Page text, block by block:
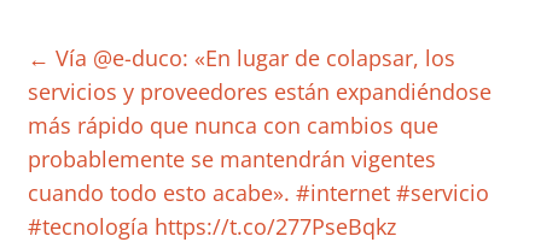
← Vía @e-duco: «En lugar de colapsar, los
servicios y proveedores están expandiéndose
más rápido que nunca con cambios que
probablemente se mantendrán vigentes
cuando todo esto acabe». #internet #servicio
#tecnología https://t.co/277PseBqkz